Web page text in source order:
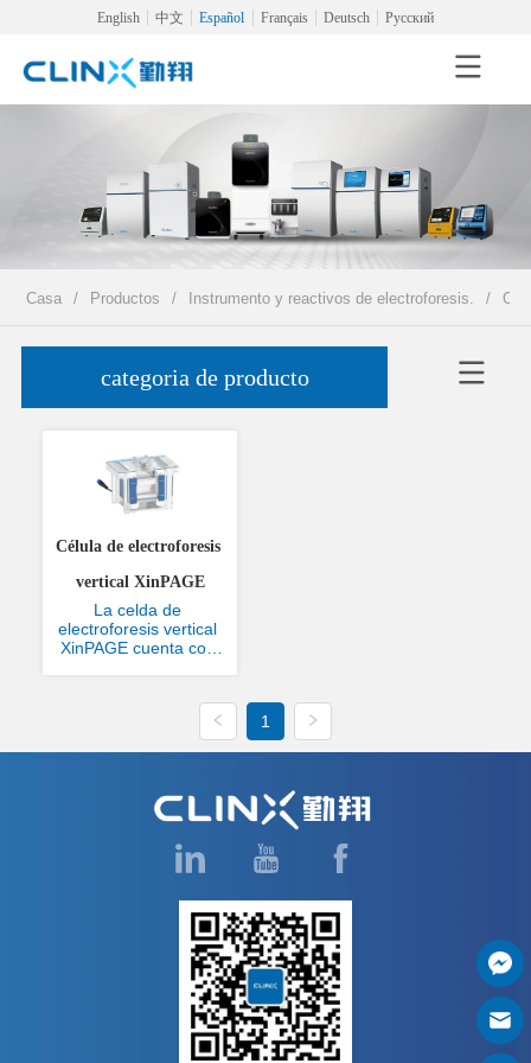
English 中文 Español Français Deutsch Русский
Casa / Productos / Instrumento y reactivos de electroforesis. /
categoria de producto
Célula de electroforesis
vertical XinPAGE
La celda de
electroforesis vertical
XinPAGE cuenta con
de tapa con una sola
mano, lo que mejora
significativamente la
electrodo de tira ofrece
una vida útil
1